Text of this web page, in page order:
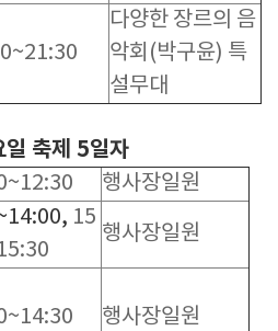
다양한 장르의 음
악회(박구윤) 특
설무대
축제 5일자
행사장일원
15
행사장일원
행사장일원